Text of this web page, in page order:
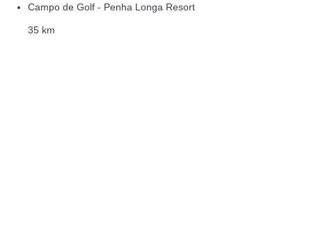
Campo de Golf - Penha Longa Resort
35 km